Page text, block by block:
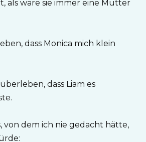
als wäre sie immer eine Mutter
dass Monica mich klein
dass Liam es
von dem ich nie gedacht hätte,